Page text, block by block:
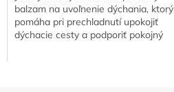
balzam na uvoľnenie dýchania, ktorý
pomáha pri prechladnutí upokojiť
dýchacie cesty a podporiť pokojný